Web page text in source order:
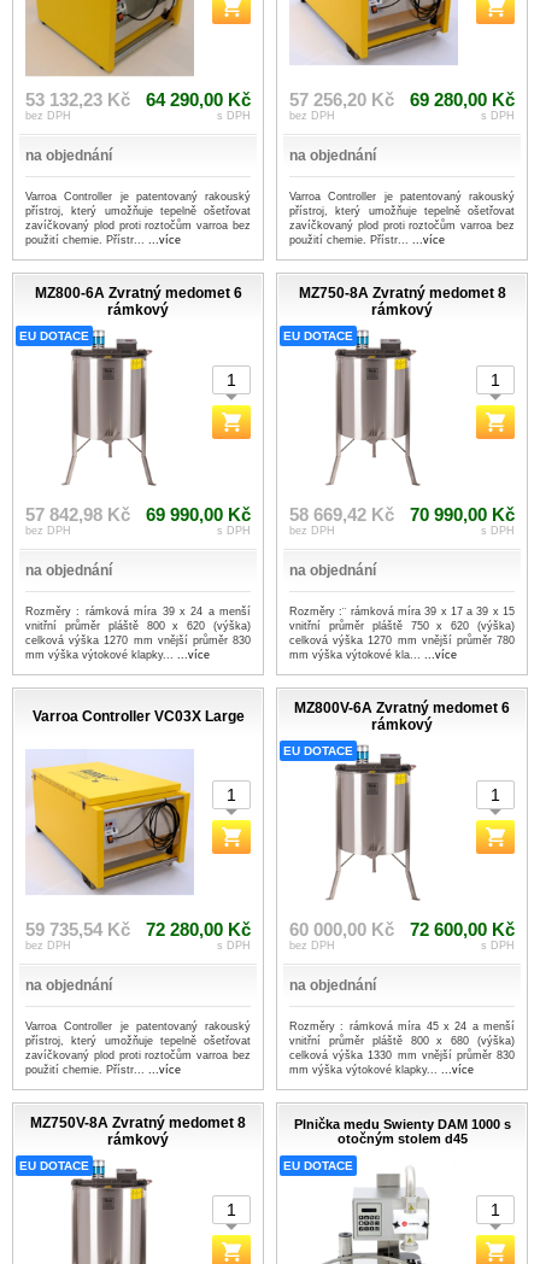
53 132,23 Kč
bez DPH
64 290,00 Kč
s DPH
na objednání
Varroa Controller je patentovaný rakouský
přístroj, který umožňuje tepelně ošetřovat
zavíčkovaný plod proti roztočům varroa bez
použití chemie. Přístr... ...více
57 256,20 Kč
bez DPH
69 280,00 Kč
s DPH
na objednání
Varroa Controller je patentovaný rakouský
přístroj, který umožňuje tepelně ošetřovat
zavíčkovaný plod proti roztočům varroa bez
použití chemie. Přístr... ...více
MZ800-6A Zvratný medomet 6
rámkový
EU DOTACE
57 842,98 Kč
bez DPH
69 990,00 Kč
s DPH
na objednání
Rozměry : rámková míra 39 x 24 a menší
vnitřní průměr pláště 800 x 620 (výška)
celková výška 1270 mm vnější průměr 830
mm výška výtokové klapky... ...více
MZ750-8A Zvratný medomet 8
rámkový
EU DOTACE
58 669,42 Kč
bez DPH
70 990,00 Kč
s DPH
na objednání
Rozměry :¨ rámková míra 39 x 17 a 39 x 15
vnitřní průměr pláště 750 x 620 (výška)
celková výška 1270 mm vnější průměr 780
mm výška výtokové kla... ...více
Varroa Controller VC03X Large
59 735,54 Kč
bez DPH
72 280,00 Kč
s DPH
na objednání
Varroa Controller je patentovaný rakouský
přístroj, který umožňuje tepelně ošetřovat
zavíčkovaný plod proti roztočům varroa bez
použití chemie. Přístr... ...více
MZ800V-6A Zvratný medomet 6
rámkový
EU DOTACE
60 000,00 Kč
bez DPH
72 600,00 Kč
s DPH
na objednání
Rozměry : rámková míra 45 x 24 a menší
vnitřní průměr pláště 800 x 680 (výška)
celková výška 1330 mm vnější průměr 830
mm výška výtokové klapky... ...více
MZ750V-8A Zvratný medomet 8
rámkový
EU DOTACE
Plnička medu Swienty DAM 1000 s
otočným stolem d45
EU DOTACE